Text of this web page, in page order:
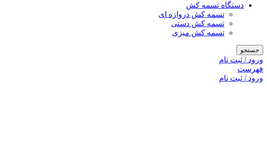
دستگاه تسمه کش
تسمه کش دروازه ای
تسمه کش دستی
تسمه کش میزی
جستجو
ورود / ثبت نام
فهرست
ورود / ثبت نام